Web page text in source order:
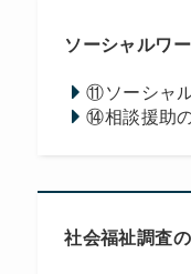
ソーシャルワ
⑪ソーシャ
⑭相談援助
社会福祉調査